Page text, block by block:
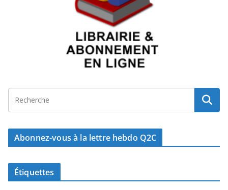
Abonnez-vous à la lettre hebdo Q2C
Étiquettes